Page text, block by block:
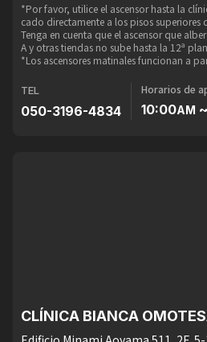
*Por favor, utilice el ascensor hasta la
cado directamente a los pisos superiores
Tenga en cuenta que el ascensor que
A y otras tiendas no sube hasta la 12ª
*Los ascensores matinales funcionan a
TEL
050-3196-4834
Horarios de
10:00AM
CLÍNICA BIANCA